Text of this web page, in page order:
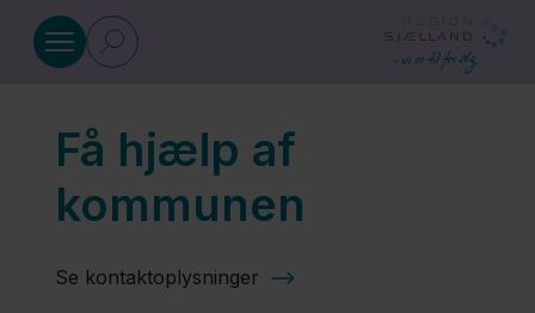
Vidensenhed for Rehabilitering
Før
amputation
Få hjælp af
kommunen
Se kontaktoplysninger